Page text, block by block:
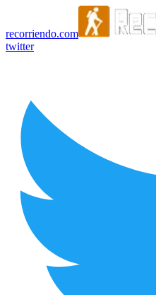
recorriendo.com
twitter